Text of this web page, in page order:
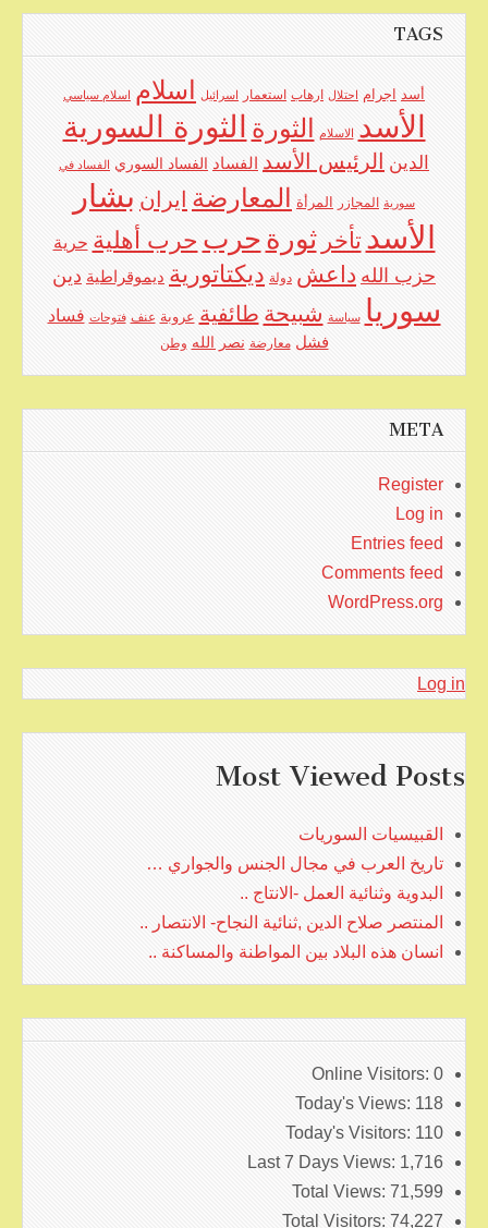
TAGS
أسد اجرام احتلال ارهاب استعمار اسرائيل اسلام اسلام سياسي
الأسد الاسلام الثورة الثورة السورية
الدين الرئيس الأسد الفساد الفساد السوري الفساد في
سورية المجازر المرأة المعارضة ايران بشار
الأسد تأخر ثورة حرب حرب أهلية حرية
حزب الله داعش دولة ديكتاتورية ديموقراطية دين
سوريا سياسة شبيحة طائفية عروبة عنف فتوحات فساد
فشل معارضة نصر الله وطن
META
Register
Log in
Entries feed
Comments feed
WordPress.org
Log in
Most Viewed Posts
القبيسيات السوريات
تاريخ العرب في مجال الجنس والجواري …
البدوية وثنائية العمل -الانتاج ..
المنتصر صلاح الدين ,ثنائية النجاح- الانتصار ..
انسان هذه البلاد بين المواطنة والمساكنة ..
Online Visitors: 0
Today's Views: 118
Today's Visitors: 110
Last 7 Days Views: 1,716
Total Views: 71,599
Total Visitors: 74,227